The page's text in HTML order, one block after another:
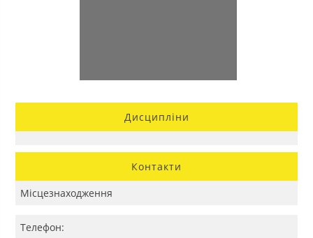
Дисципліни
Контакти
Місцезнаходження
Телефон: